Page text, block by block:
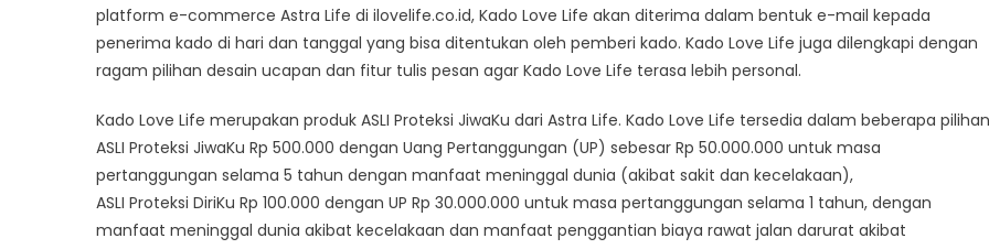
platform e-commerce Astra Life di ilovelife.co.id, Kado Love Life akan diterima dalam bentuk e-mail kepada
penerima kado di hari dan tanggal yang bisa ditentukan oleh pemberi kado. Kado Love Life juga dilengkapi dengan
ragam pilihan desain ucapan dan fitur tulis pesan agar Kado Love Life terasa lebih personal.
Kado Love Life merupakan produk ASLI Proteksi JiwaKu dari Astra Life. Kado Love Life tersedia dalam beberapa
ASLI Proteksi JiwaKu Rp 500.000 dengan Uang Pertanggungan (UP) sebesar Rp 50.000.000 untuk masa
pertanggungan selama 5 tahun dengan manfaat meninggal dunia (akibat sakit dan kecelakaan),
ASLI Proteksi DiriKu Rp 100.000 dengan UP Rp 30.000.000 untuk masa pertanggungan selama 1 tahun, dengan
manfaat meninggal dunia akibat kecelakaan dan manfaat penggantian biaya rawat jalan darurat akibat